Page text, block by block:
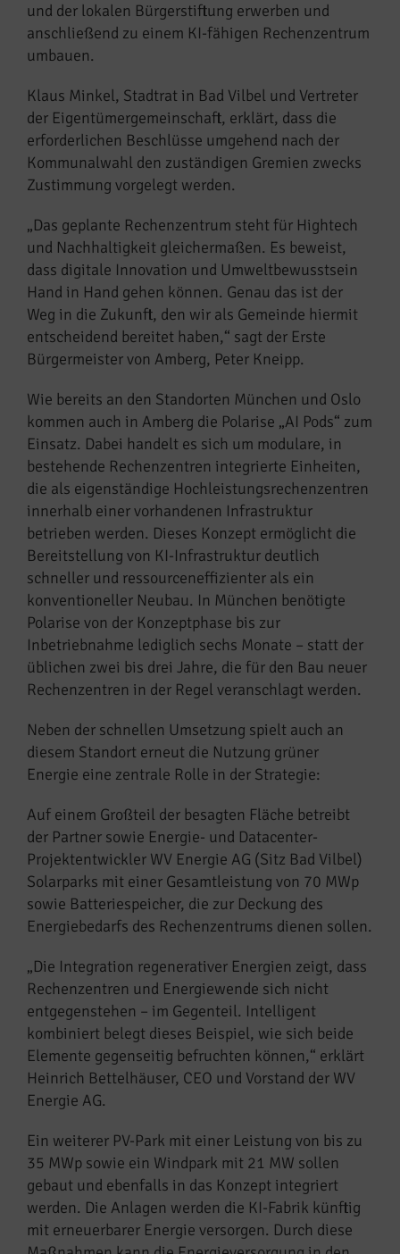
und der lokalen Bürgerstiftung erwerben und
anschließend zu einem KI-fähigen Rechenzentrum
umbauen.
Klaus Minkel, Stadtrat in Bad Vilbel und Vertreter
der Eigentümergemeinschaft, erklärt, dass die
erforderlichen Beschlüsse umgehend nach der
Kommunalwahl den zuständigen Gremien zwecks
Zustimmung vorgelegt werden.
„Das geplante Rechenzentrum steht für Hightech
und Nachhaltigkeit gleichermaßen. Es beweist,
dass digitale Innovation und Umweltbewusstsein
Hand in Hand gehen können. Genau das ist der
Weg in die Zukunft, den wir als Gemeinde hiermit
entscheidend bereitet haben,“ sagt der Erste
Bürgermeister von Amberg, Peter Kneipp.
Wie bereits an den Standorten München und Oslo
kommen auch in Amberg die Polarise „AI Pods“ zum
Einsatz. Dabei handelt es sich um modulare, in
bestehende Rechenzentren integrierte Einheiten,
die als eigenständige Hochleistungsrechenzentren
innerhalb einer vorhandenen Infrastruktur
betrieben werden. Dieses Konzept ermöglicht die
Bereitstellung von KI-Infrastruktur deutlich
schneller und ressourceneffizienter als ein
konventioneller Neubau. In München benötigte
Polarise von der Konzeptphase bis zur
Inbetriebnahme lediglich sechs Monate – statt der
üblichen zwei bis drei Jahre, die für den Bau neuer
Rechenzentren in der Regel veranschlagt werden.
Neben der schnellen Umsetzung spielt auch an
diesem Standort erneut die Nutzung grüner
Energie eine zentrale Rolle in der Strategie:
Auf einem Großteil der besagten Fläche betreibt
der Partner sowie Energie- und Datacenter-
Projektentwickler WV Energie AG (Sitz Bad Vilbel)
Solarparks mit einer Gesamtleistung von 70 MWp
sowie Batteriespeicher, die zur Deckung des
Energiebedarfs des Rechenzentrums dienen sollen.
„Die Integration regenerativer Energien zeigt, dass
Rechenzentren und Energiewende sich nicht
entgegenstehen – im Gegenteil. Intelligent
kombiniert belegt dieses Beispiel, wie sich beide
Elemente gegenseitig befruchten können,“ erklärt
Heinrich Bettelhäuser, CEO und Vorstand der WV
Energie AG.
Ein weiterer PV-Park mit einer Leistung von bis zu
35 MWp sowie ein Windpark mit 21 MW sollen
gebaut und ebenfalls in das Konzept integriert
werden. Die Anlagen werden die KI-Fabrik künftig
mit erneuerbarer Energie versorgen. Durch diese